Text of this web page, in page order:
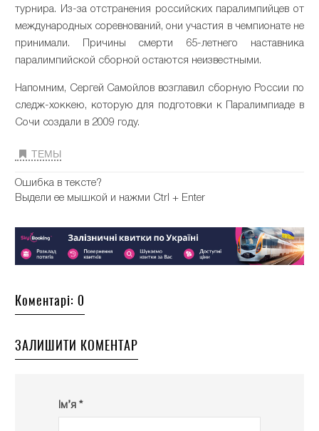
турнира. Из-за отстранения российских паралимпийцев от
международных соревнований, они участия в чемпионате не
принимали. Причины смерти 65-летнего наставника
паралимпийской сборной остаются неизвестными.
Напомним, Сергей Самойлов возглавил сборную России по
следж-хоккею, которую для подготовки к Паралимпиаде в
Сочи создали в 2009 году.
ТЕМЫ
Ошибка в тексте?
Выдели ее мышкой и нажми Ctrl + Enter
Коментарі: 0
ЗАЛИШИТИ КОМЕНТАР
Ім’я *